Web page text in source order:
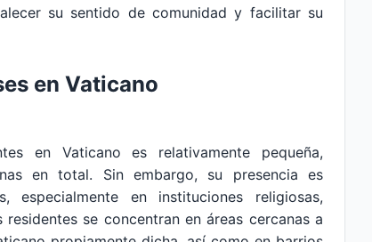
su sentido de comunidad y facilitar su
en Vaticano
en Vaticano es relativamente pequeña,
en total. Sin embargo, su presencia es
especialmente en instituciones religiosas,
se concentran en áreas cercanas a